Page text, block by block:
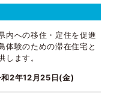
内への移住・定住を促進
体験のための滞在住宅と
します。
2年12月25日(金)